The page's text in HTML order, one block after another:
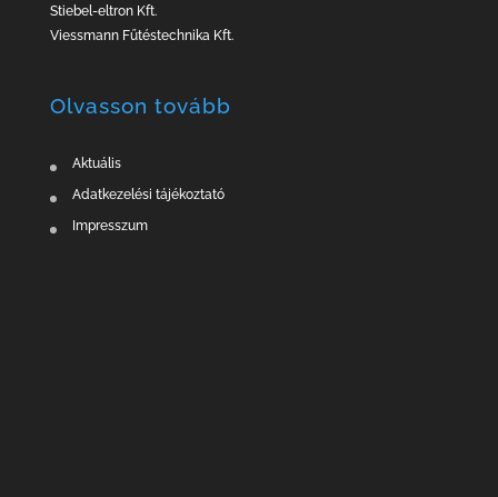
Stiebel-eltron Kft.
Viessmann Fűtéstechnika Kft.
Olvasson tovább
Aktuális
Adatkezelési tájékoztató
Impresszum